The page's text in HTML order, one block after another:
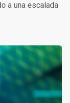
a una escalada